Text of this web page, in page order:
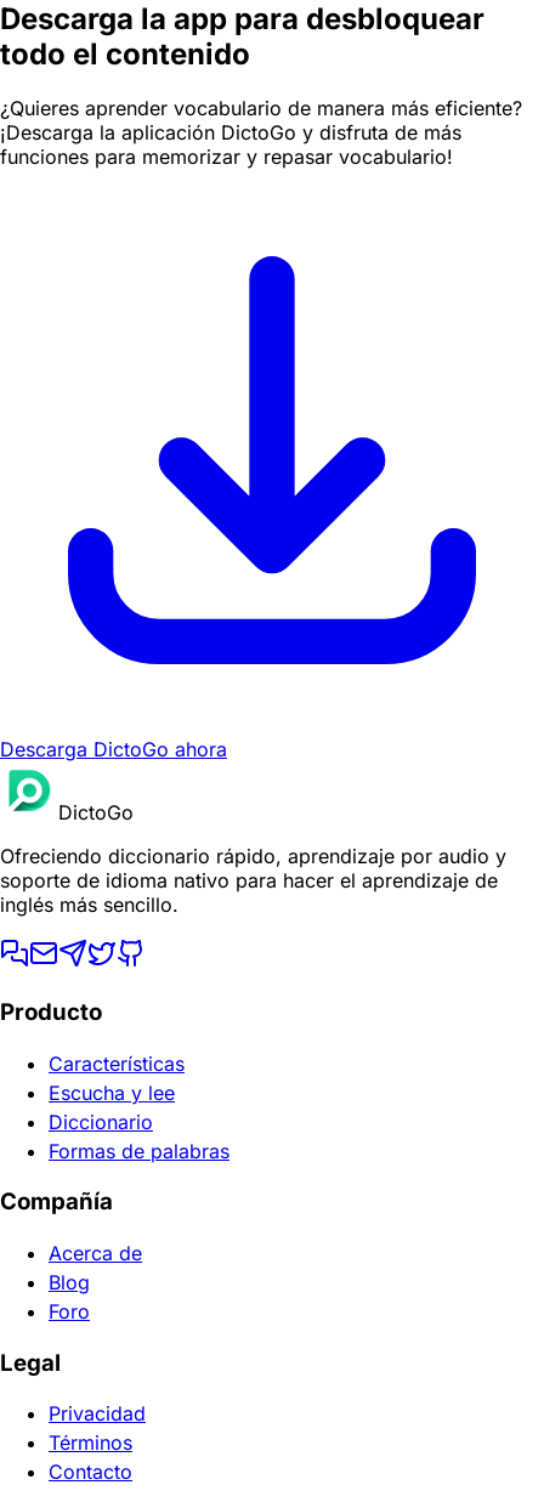
Descarga la app para desbloquear
todo el contenido
¿Quieres aprender vocabulario de manera más eficiente?
¡Descarga la aplicación DictoGo y disfruta de más
funciones para memorizar y repasar vocabulario!
Descarga DictoGo ahora
DictoGo
Ofreciendo diccionario rápido, aprendizaje por audio y
soporte de idioma nativo para hacer el aprendizaje de
inglés más sencillo.
Producto
Características
Escucha y lee
Diccionario
Formas de palabras
Compañía
Acerca de
Blog
Foro
Legal
Privacidad
Términos
Contacto